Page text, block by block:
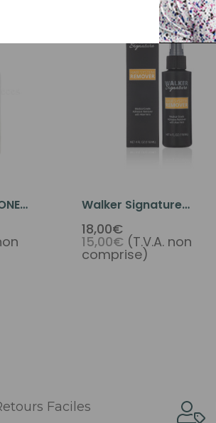
Walker Signature
Remover 4oz
18,00€
15,00€ (T.V.A. non
comprise)
Faciles